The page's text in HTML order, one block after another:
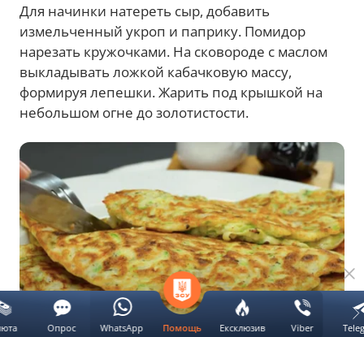
Для начинки натереть сыр, добавить
измельченный укроп и паприку. Помидор
нарезать кружочками. На сковороде с маслом
выкладывать ложкой кабачковую массу,
формируя лепешки. Жарить под крышкой на
небольшом огне до золотистости.
Готовые чебуреки. Фото: gospodynka.com.ua
Помощь Ексклюзив Viber
Опрос WhatsApp